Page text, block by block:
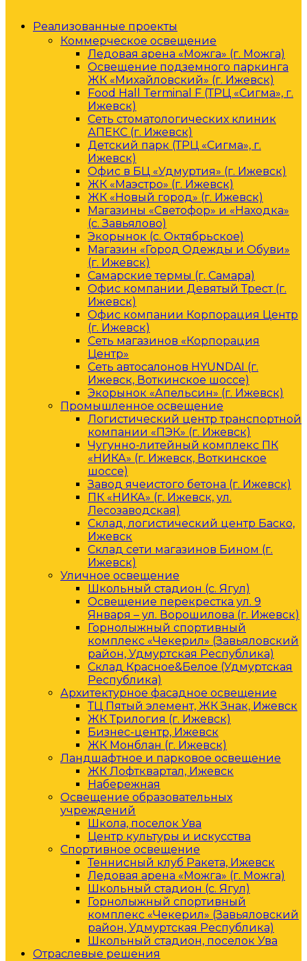
Реализованные проекты
Коммерческое освещение
Ледовая арена «Можга» (г. Можга)
Освещение подземного паркинга
ЖК «Михайловский» (г. Ижевск)
Food Hall Terminal F (ТРЦ «Сигма», г.
Ижевск)
Сеть стоматологических клиник
АПЕКС (г. Ижевск)
Детский парк (ТРЦ «Сигма», г.
Ижевск)
Офис в БЦ «Удмуртия» (г. Ижевск)
ЖК «Маэстро» (г. Ижевск)
ЖК «Новый город» (г. Ижевск)
Магазины «Светофор» и «Находка»
(с. Завьялово)
Экорынок (с. Октябрьское)
Магазин «Город Одежды и Обуви»
(г. Ижевск)
Самарские термы (г. Самара)
Офис компании Девятый Трест (г.
Ижевск)
Офис компании Корпорация Центр
(г. Ижевск)
Сеть магазинов «Корпорация
Центр»
Сеть автосалонов HYUNDAI (г.
Ижевск, Воткинское шоссе)
Экорынок «Апельсин» (г. Ижевск)
Промышленное освещение
Логистический центр транспортной
компании «ПЭК» (г. Ижевск)
Чугунно-литейный комплекс ПК
«НИКА» (г. Ижевск, Воткинское
шоссе)
Завод ячеистого бетона (г. Ижевск)
ПК «НИКА» (г. Ижевск, ул.
Лесозаводская)
Склад, логистический центр Баско,
Ижевск
Склад сети магазинов Бином (г.
Ижевск)
Уличное освещение
Школьный стадион (с. Ягул)
Освещение перекрестка ул. 9
Января – ул. Ворошилова (г. Ижевск)
Горнолыжный спортивный
комплекс «Чекерил» (Завьяловский
район, Удмуртская Республика)
Склад Красное&Белое (Удмуртская
Республика)
Архитектурное фасадное освещение
ТЦ Пятый элемент, ЖК Знак, Ижевск
ЖК Трилогия (г. Ижевск)
Бизнес-центр, Ижевск
ЖК Монблан (г. Ижевск)
Ландшафтное и парковое освещение
ЖК Лофтквартал, Ижевск
Набережная
Освещение образовательных
учреждений
Школа, поселок Ува
Центр культуры и искусства
Спортивное освещение
Теннисный клуб Ракета, Ижевск
Ледовая арена «Можга» (г. Можга)
Школьный стадион (с. Ягул)
Горнолыжный спортивный
комплекс «Чекерил» (Завьяловский
район, Удмуртская Республика)
Школьный стадион, поселок Ува
Отраслевые решения